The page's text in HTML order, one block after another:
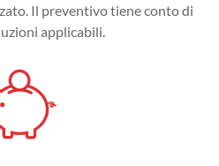
Il preventivo tiene conto di
applicabili.